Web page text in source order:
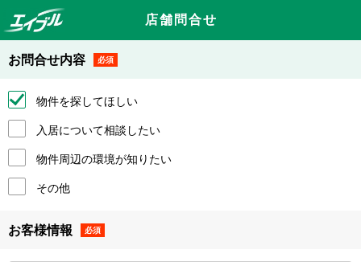
店舗問合せ
お問合せ内容 必須
物件を探してほしい
入居について相談したい
物件周辺の環境が知りたい
その他
お客様情報 必須